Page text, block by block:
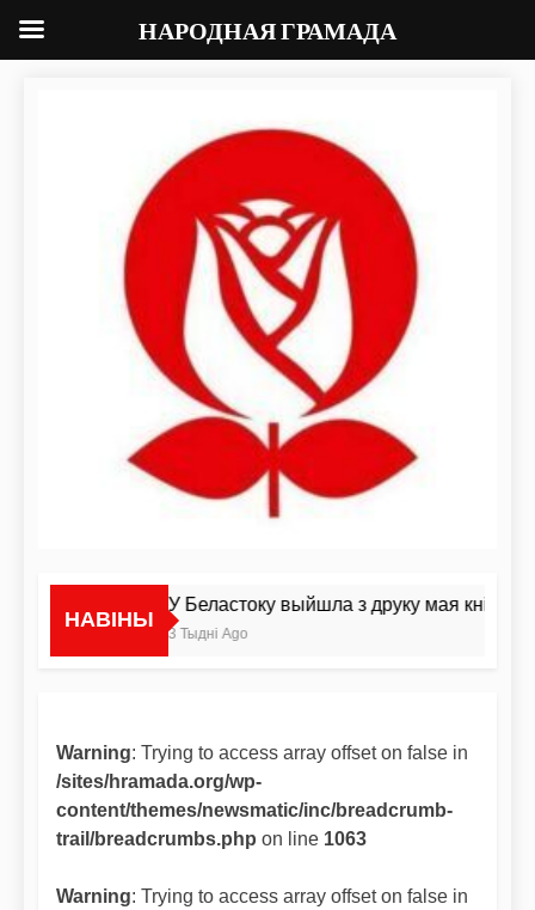
НАВІНЫ
У Беластоку выйшла з друку мая кніга
3 Тыдні Ago
Warning: Trying to access array offset on false in
/sites/hramada.org/wp-
content/themes/newsmatic/inc/breadcrumb-
trail/breadcrumbs.php on line 1063
Warning: Trying to access array offset on false in
НАРОДНАЯ ГРАМАДА